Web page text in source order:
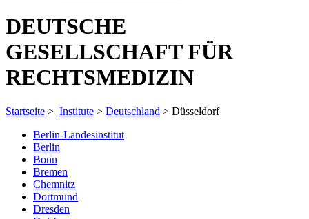
DEUTSCHE
GESELLSCHAFT FÜR
RECHTSMEDIZIN
Startseite > Institute > Deutschland > Düsseldorf
Berlin-Landesinstitut
Berlin
Bonn
Bremen
Chemnitz
Dortmund
Dresden